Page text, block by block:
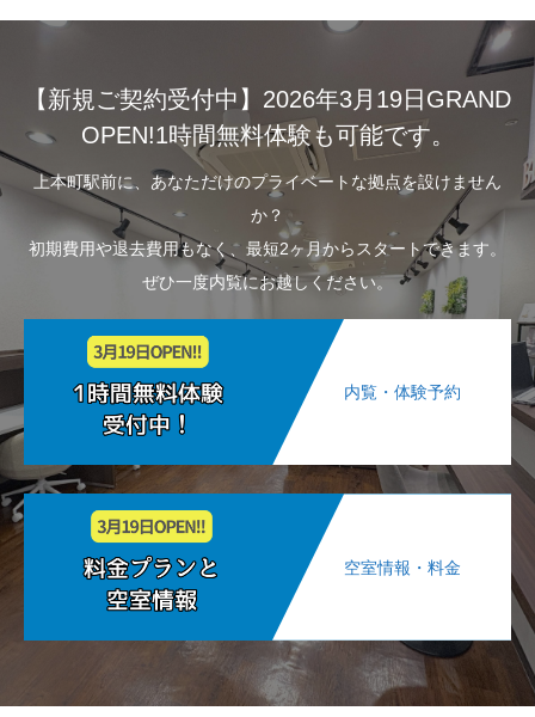
【新規ご契約受付中】2026年3月19日GRAND
OPEN!1時間無料体験も可能です。
上本町駅前に、あなただけのプライベートな拠点を設けません
か？
初期費用や退去費用もなく、最短2ヶ月からスタートできます。
ぜひ一度内覧にお越しください。
内覧・体験予約
空室情報・料金